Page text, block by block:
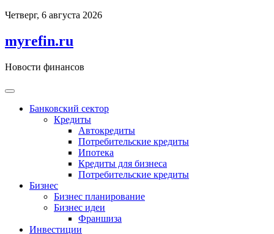
Перейти
содержимому
Четверг, 6 августа 2026
myrefin.ru
Новости финансов
Банковский сектор
Кредиты
Автокредиты
Потребительские кредиты
Ипотека
Кредиты для бизнеса
Потребительские кредиты
Бизнес
Бизнес планирование
Бизнес идеи
Франшиза
Инвестиции